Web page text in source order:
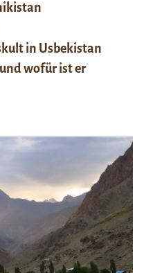
in Usbekistan
wofür ist er